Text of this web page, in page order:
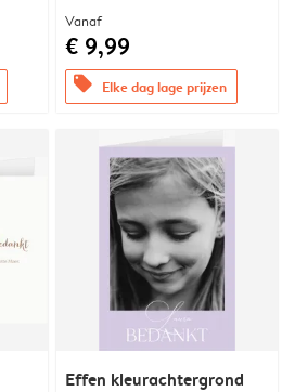
Vanaf
€ 9,99
offers Elke dag lage prijzen
Effen kleurachtergrond